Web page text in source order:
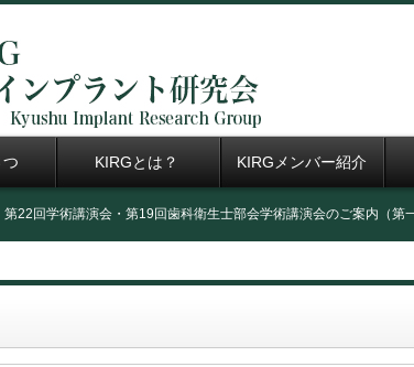
KIRGとは？ KIRGメンバー紹介
第22回学術講演会・第19回歯科衛生士部会学術講演会のご案内（第一